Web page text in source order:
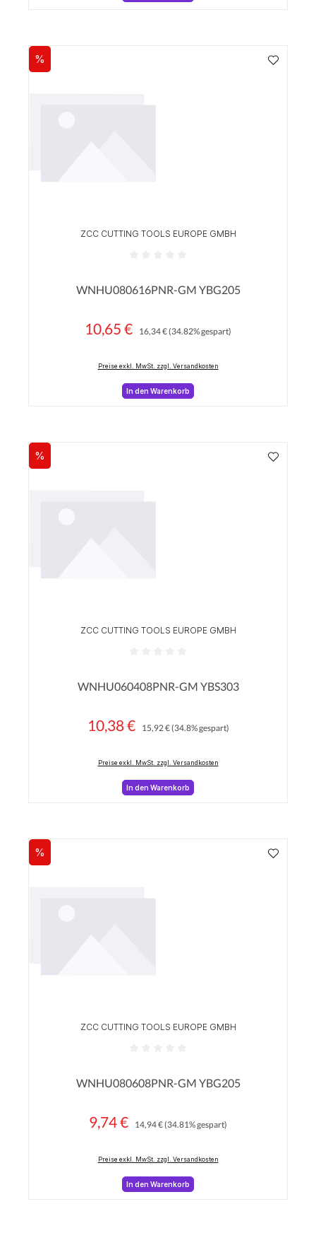
Rabatt
%
ZCC CUTTING TOOLS EUROPE GMBH
WNHU080616PNR-GM YBG205
Verkaufspreis:
10,65 € 16,34 €(34.82% gespart)
Preise exkl. MwSt. zzgl. Versandkosten
In den Warenkorb
Rabatt
%
ZCC CUTTING TOOLS EUROPE GMBH
WNHU060408PNR-GM YBS303
Verkaufspreis:
10,38 € 15,92 €(34.8% gespart)
Preise exkl. MwSt. zzgl. Versandkosten
In den Warenkorb
Rabatt
%
ZCC CUTTING TOOLS EUROPE GMBH
WNHU080608PNR-GM YBG205
Verkaufspreis:
9,74 € 14,94 €(34.81% gespart)
Preise exkl. MwSt. zzgl. Versandkosten
In den Warenkorb